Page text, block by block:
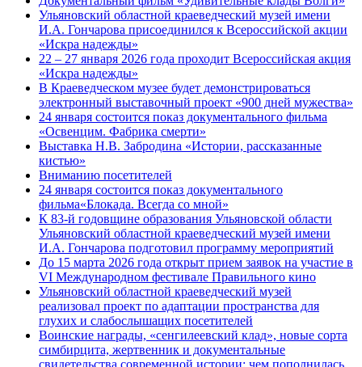
Ульяновский областной краеведческий музей имени
И.А. Гончарова присоединился к Всероссийской акции
«Искра надежды»
22 – 27 января 2026 года проходит Всероссийская акция
«Искра надежды»
В Краеведческом музее будет демонстрироваться
электронный выставочный проект «900 дней мужества»
24 января состоится показ документального фильма
«Освенцим. Фабрика смерти»
Выставка Н.В. Забродина «Истории, рассказанные
кистью»
Вниманию посетителей
24 января состоится показ документального
фильма«Блокада. Всегда со мной»
К 83-й годовщине образования Ульяновской области
Ульяновский областной краеведческий музей имени
И.А. Гончарова подготовил программу мероприятий
До 15 марта 2026 года открыт прием заявок на участие в
VI Международном фестивале Правильного кино
Ульяновский областной краеведческий музей
реализовал проект по адаптации пространства для
глухих и слабослышащих посетителей
Воинские награды, «сенгилеевский клад», новые сорта
симбирцита, жертвенник и документальные
свидетельства современной истории: чем пополнилась